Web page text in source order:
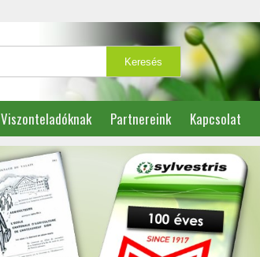
Viszonteladóknak Partnereink Kapcsolat